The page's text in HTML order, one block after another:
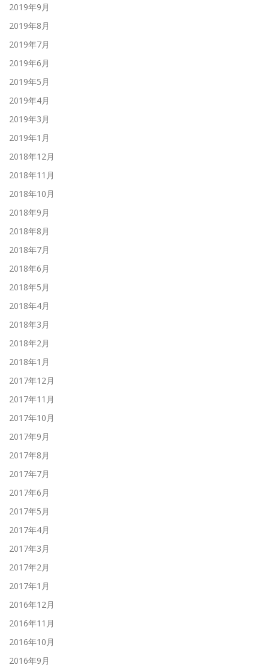
2019年9月
2019年8月
2019年7月
2019年6月
2019年5月
2019年4月
2019年3月
2019年1月
2018年12月
2018年11月
2018年10月
2018年9月
2018年8月
2018年7月
2018年6月
2018年5月
2018年4月
2018年3月
2018年2月
2018年1月
2017年12月
2017年11月
2017年10月
2017年9月
2017年8月
2017年7月
2017年6月
2017年5月
2017年4月
2017年3月
2017年2月
2017年1月
2016年12月
2016年11月
2016年10月
2016年9月